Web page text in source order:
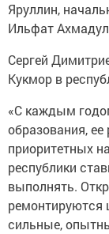
Яруллин,
Ильфат
Сергей
Кукмор в
«С каждым
образования,
приоритетных
республики
выполнять.
ремонтируются
сильные,